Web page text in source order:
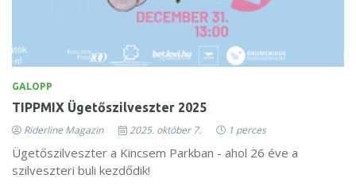
GALOPP
TIPPMIX Ügetőszilveszter 2025
Riderline Magazin 2025. október 7. 1 perces
Ügetőszilveszter a Kincsem Parkban - ahol 26 éve a
szilveszteri buli kezdődik!